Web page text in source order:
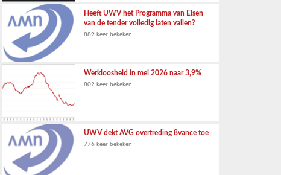
Heeft UWV het Programma van Eisen
van de tender volledig laten vallen?
889 keer bekeken
Werkloosheid in mei 2026 naar 3,9%
802 keer bekeken
UWV dekt AVG overtreding 8vance toe
776 keer bekeken